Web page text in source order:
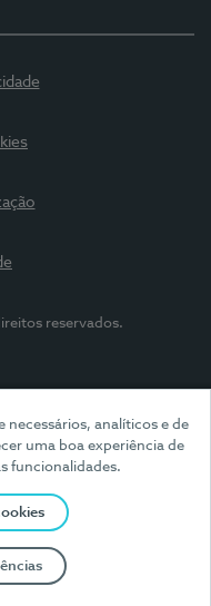
necessários, analíticos e de
uma boa experiência de
funcionalidades.
reservados.